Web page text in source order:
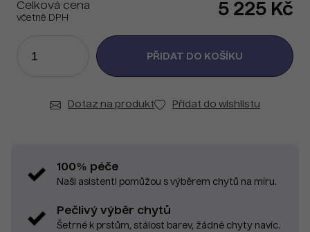
Celková cena
včetně DPH 5 225 Kč
Dotaz na produkt Přidat do wishlistu
100% péče
Naši asistenti pomůžou s výběrem chytů na míru.
Pečlivý výběr chytů
Šetrné k prstům, stálost barev, žádné chyty navíc.